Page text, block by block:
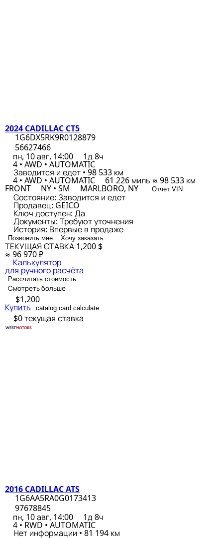
2024 CADILLAC CT5
1G6DX5RK9R0128879
56627466
пн, 10 авг, 14:00
1д 8ч
4 • AWD • AUTOMATIC
Заводится и едет • 98 533 км
4 • AWD • AUTOMATIC 61 226 миль ≈ 98 533 км
FRONT NY • SM MARLBORO, NY Отчет VIN
Состояние: Заводится и едет
Продавец: GEICO
Ключ доступен: Да
Документы: Требуют уточнения
История: Впервые в продаже
Позвонить мне Хочу заказать
ТЕКУЩАЯ СТАВКА 1,200 $
≈ 96 970 ₽
Калькулятор
для ручного расчёта
Рассчитать стоимость
Смотреть больше
$1,200
Купить catalog.card.calculate
$0текущая ставка
2016 CADILLAC ATS
1G6AA5RA0G0173413
97678845
пн, 10 авг, 14:00
1д 8ч
4 • RWD • AUTOMATIC
Нет информации • 81 194 км